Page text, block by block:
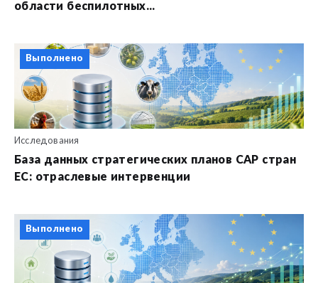
области беспилотных...
Выполнено
Исследования
База данных стратегических планов CAP стран
ЕС: отраслевые интервенции
Выполнено